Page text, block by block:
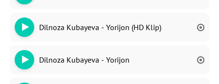
Dilnoza Kubayeva - Yorijon (HD Klip)
Dilnoza Kubayeva - Yorijon